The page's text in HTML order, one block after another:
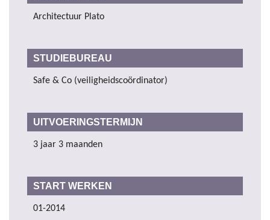
Architectuur Plato
STUDIEBUREAU
Safe & Co (veiligheidscoördinator)
UITVOERINGSTERMIJN
3 jaar 3 maanden
START WERKEN
01-2014